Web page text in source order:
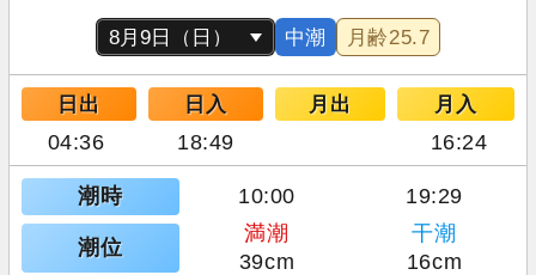
中潮 月齢25.7
日出 日入 月出 月入
04:36 18:49 16:24
潮時 10:00 19:29
潮位
満潮
干潮
39cm
16cm